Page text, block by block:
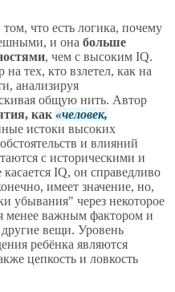
что есть логика, почему
и она больше
, чем с высоким IQ.
тех, кто взлетел, как на
анализируя
общую нить. Автор
как
человек,
истоки высоких
и влияний
с историческими и
IQ, он справедливо
имеет значение, но,
убывания" через некоторое
менее важным фактором и
вещи. Уровень
ребёнка являются
цепкость и ловкость